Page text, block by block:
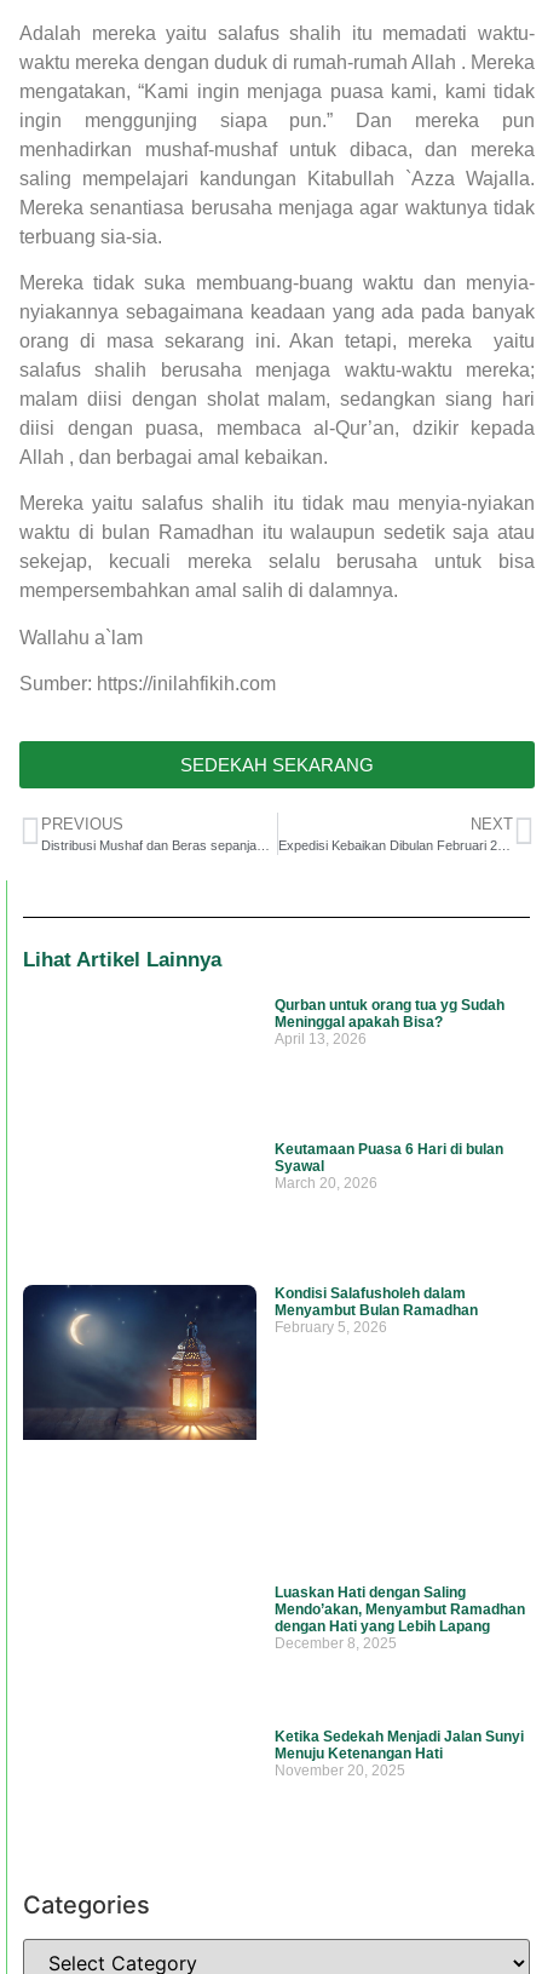
Adalah mereka yaitu salafus shalih itu memadati waktu-
waktu mereka dengan duduk di rumah-rumah Allah . Mereka
mengatakan, “Kami ingin menjaga puasa kami, kami tidak
ingin menggunjing siapa pun.” Dan mereka pun
menhadirkan mushaf-mushaf untuk dibaca, dan mereka
saling mempelajari kandungan Kitabullah `Azza Wajalla.
Mereka senantiasa berusaha menjaga agar waktunya tidak
terbuang sia-sia.
Mereka tidak suka membuang-buang waktu dan menyia-
nyiakannya sebagaimana keadaan yang ada pada banyak
orang di masa sekarang ini. Akan tetapi, mereka yaitu
salafus shalih berusaha menjaga waktu-waktu mereka;
malam diisi dengan sholat malam, sedangkan siang hari
diisi dengan puasa, membaca al-Qur’an, dzikir kepada
Allah , dan berbagai amal kebaikan.
Mereka yaitu salafus shalih itu tidak mau menyia-nyiakan
waktu di bulan Ramadhan itu walaupun sedetik saja atau
sekejap, kecuali mereka selalu berusaha untuk bisa
mempersembahkan amal salih di dalamnya.
Wallahu a`lam
Sumber: https://inilahfikih.com
SEDEKAH SEKARANG
PREVIOUS NEXT
Expedisi Kebaikan Dibulan Februari 2026
Lihat Artikel Lainnya
Qurban untuk orang tua yg Sudah
Meninggal apakah Bisa?
April 13, 2026
Keutamaan Puasa 6 Hari di bulan
Syawal
March 20, 2026
Kondisi Salafusholeh dalam
Menyambut Bulan Ramadhan
February 5, 2026
Luaskan Hati dengan Saling
Mendo’akan, Menyambut Ramadhan
dengan Hati yang Lebih Lapang
December 8, 2025
Ketika Sedekah Menjadi Jalan Sunyi
Menuju Ketenangan Hati
November 20, 2025
Categories